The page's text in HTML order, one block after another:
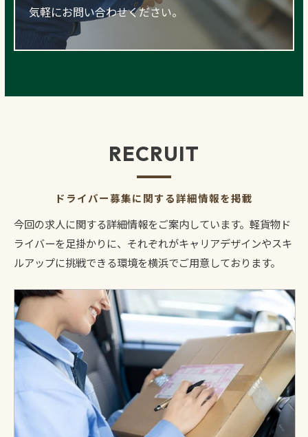
気軽にお問い合わせください。
ドライバー募集に関する詳細情報を掲載
RECRUIT
今回の求人に関する詳細情報をご案内しています。軽貨物ド
ライバーを足掛かりに、それぞれがキャリアデザインやスキ
ルアップに挑戦できる環境を横浜でご用意しております。